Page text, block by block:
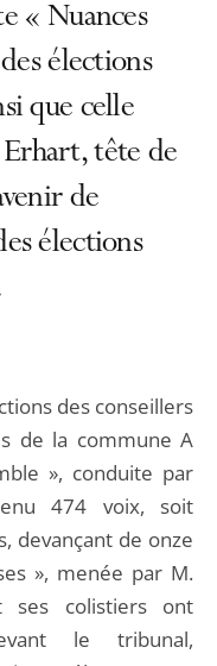
« Nuances
élections
que celle
tête de
de
élections
des conseillers
de la commune A
», conduite par
474 voix, soit
devançant de onze
», menée par M.
ses colistiers ont
le tribunal,